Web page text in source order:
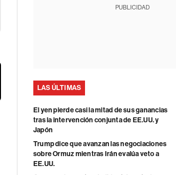
PUBLICIDAD
LAS ÚLTIMAS
El yen pierde casi la mitad de sus ganancias
tras la intervención conjunta de EE.UU. y
Japón
Trump dice que avanzan las negociaciones
sobre Ormuz mientras Irán evalúa veto a
EE.UU.